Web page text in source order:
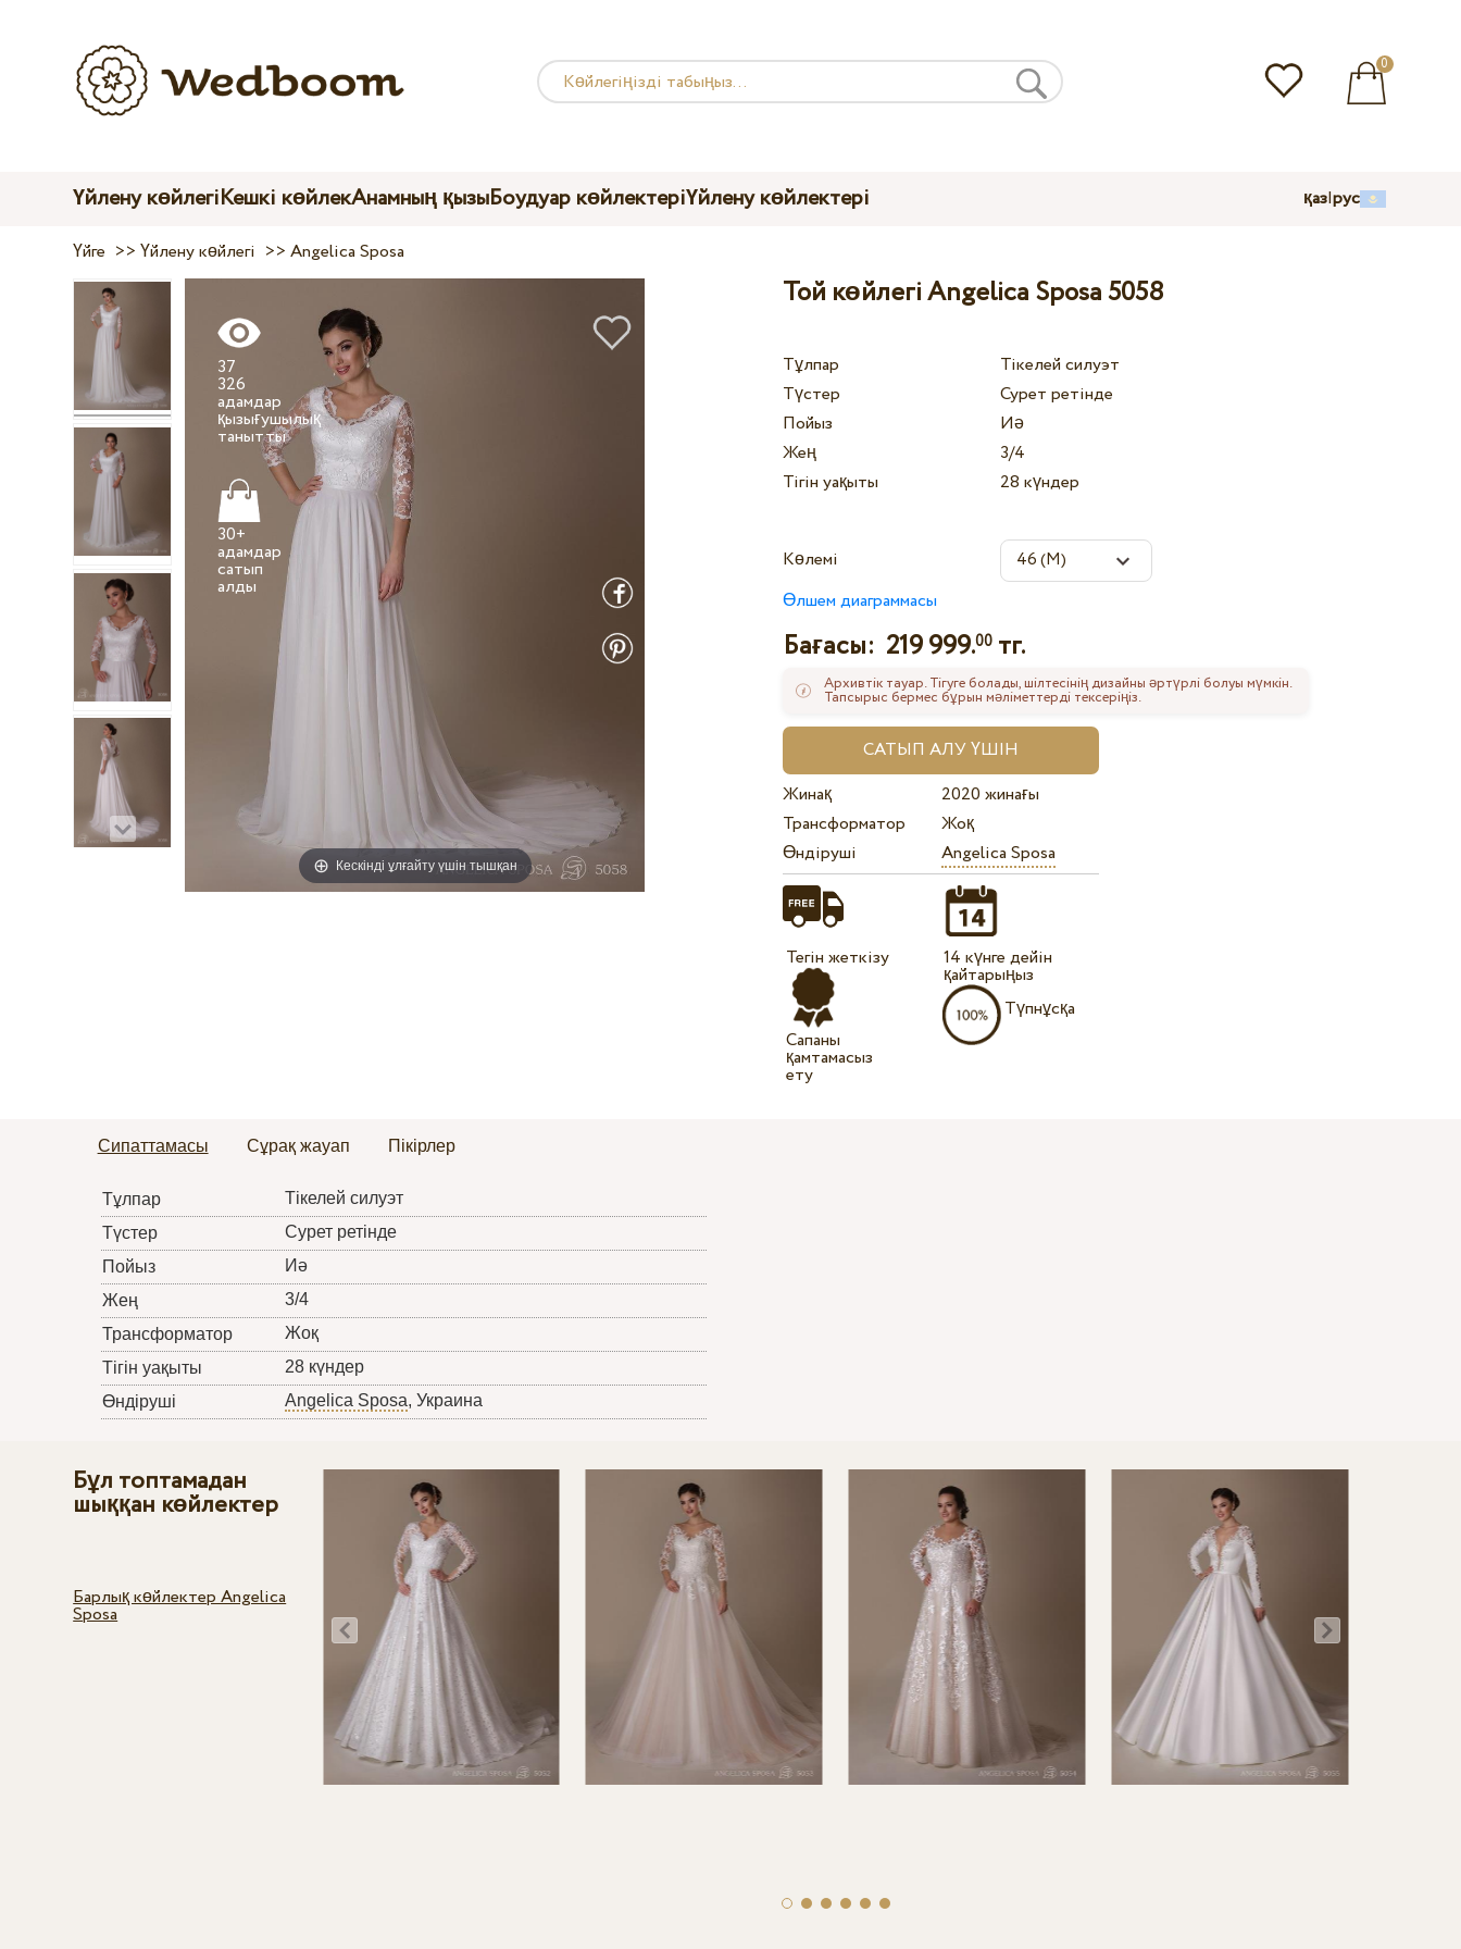
0
Үйлену көйлегіКешкі көйлекАнамның қызыБоудуар көйлектеріҮйлену көйлектері қаз|рус
Үйге >>Үйлену көйлегі >>Angelica Sposa
Кескінді ұлғайту үшін тышқан
37
326
адамдар
қызығушылық
танытты
30+
адамдар
сатып
Той көйлегі Angelica Sposa 5058
Тұлпар
Тікелей силуэт
Түстер
Сурет ретінде
Пойыз
Иә
Жең
3/4
Тігін уақыты
28 күндер
Көлемі
Өлшем диаграммасы
Бағасы: 219 999.00 тг.
Архивтік тауар. Тігуге болады, шілтесінің дизайны әртүрлі болуы мүмкін.
Тапсырыс бермес бұрын мәліметтерді тексеріңіз.
Жинақ
2020 жинағы
Трансформатор
Жоқ
Өндіруші
Angelica Sposa
Тегін жеткізу
Сапаны
қамтамасыз
ету
14 күнге дейін
қайтарыңыз
Түпнұсқа
Сипаттамасы Сұрақ жауап Пікірлер
Тұлпар
Тікелей силуэт
Түстер
Сурет ретінде
Пойыз
Иә
Жең
3/4
Трансформатор
Жоқ
Тігін уақыты
28 күндер
Өндіруші
Angelica Sposa, Украина
Бұл топтамадан
шыққан көйлектер
Барлық көйлектер Angelica
Sposa